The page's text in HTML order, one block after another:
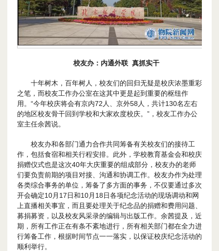
校友办： 内通外联 真抓实干
十年树木，百年树人，校友们的回归无疑是校庆浓墨重彩
之笔，而校友工作办公室在这其中更是起到重要的枢纽作
用。“今年校庆将会有京内72人、京外58人，共计130名左右
的地区校友骨干回到学校和大家欢度校庆。”，校友工作办公
室主任余茜说。
校友办和各部门通力合作共同筹备有关校友们的接待工
作，包括食宿和相关行程安排。此外，学校教育基金会和校庆
捐赠仪式也是这次40年大庆重要的组成部分，校友办的老师
们要负责前期的项目对接、沟通和协调工作。校友办作为处理
各类综合事务的单位，筹备了多方面的事务，不仅要通过多次
开会确定10月17日和10月18日各项纪念活动的现场调动和网
上直播相关事宜，而且要处理关于纪念品的捐赠和费用问题、
募捐募资，以及校友风采录的编辑与出版工作。余茜提及，近
期，所有工作正在有条不紊地进行，所有相关部门都在全力进
行筹备工作，根据时间节点一一落实，以保证校庆纪念活动的
顺利举行。